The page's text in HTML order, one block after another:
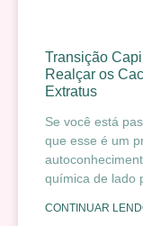
Transição
Realçar os
Extratus
Se você está
que esse é um
química de lado
CONTINUAR